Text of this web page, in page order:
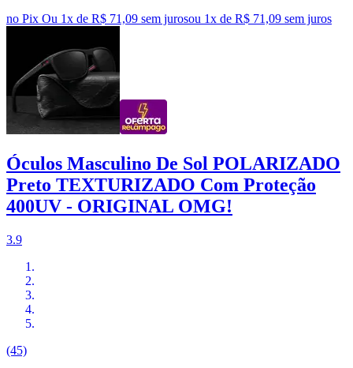
no Pix Ou 1x de R$ 71,09 sem jurosou 1x de R$ 71,09 sem juros
Óculos Masculino De Sol POLARIZADO
Preto TEXTURIZADO Com Proteção
400UV - ORIGINAL OMG!
3.9
(45)